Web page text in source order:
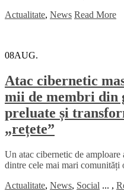
Actualitate, News Read More
08AUG.
Atac cibernetic
mii de membri din
preluate și
„rețete”
Un atac cibernetic de
dintre cele mai mari comunități
Actualitate, News, Social ... ,